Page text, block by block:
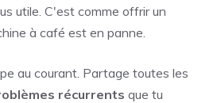
utile. C'est comme offrir un
à café est en panne.
au courant. Partage toutes les
récurrents que tu